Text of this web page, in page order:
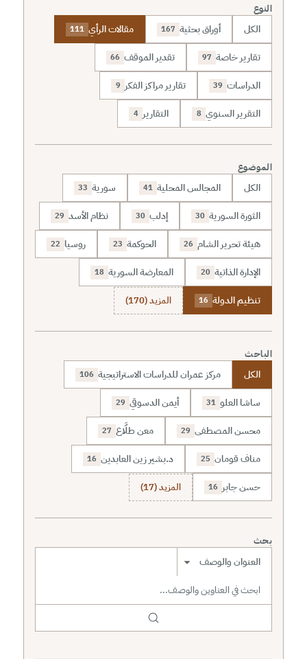
النوع
الكل أوراق بحثية 167 مقالات الرأي 111
تقارير خاصة 97 تقدير الموقف 66
الدراسات 39 تقارير مراكز الفكر 9
التقرير السنوي 8 التقارير 4
الموضوع
الكل المجالس المحلية 41 سورية 33
الثورة السورية 30 إدلب 30 نظام الأسد 29
هيئة تحرير الشام 26 الحوكمة 23 روسيا 22
الإدارة الذاتية 20 المعارضة السورية 18
تنظيم الدولة 16 المزيد (170)
الباحث
الكل مركز عمران للدراسات الاستراتيجية 106
ساشا العلو 31 أيمن الدسوقي 29
محسن المصطفى 29 معن طلَّاع 27
مناف قومان 25 د.بشير زين العابدين 16
حسن جابر 16 المزيد (17)
بحث
نطاق البحث